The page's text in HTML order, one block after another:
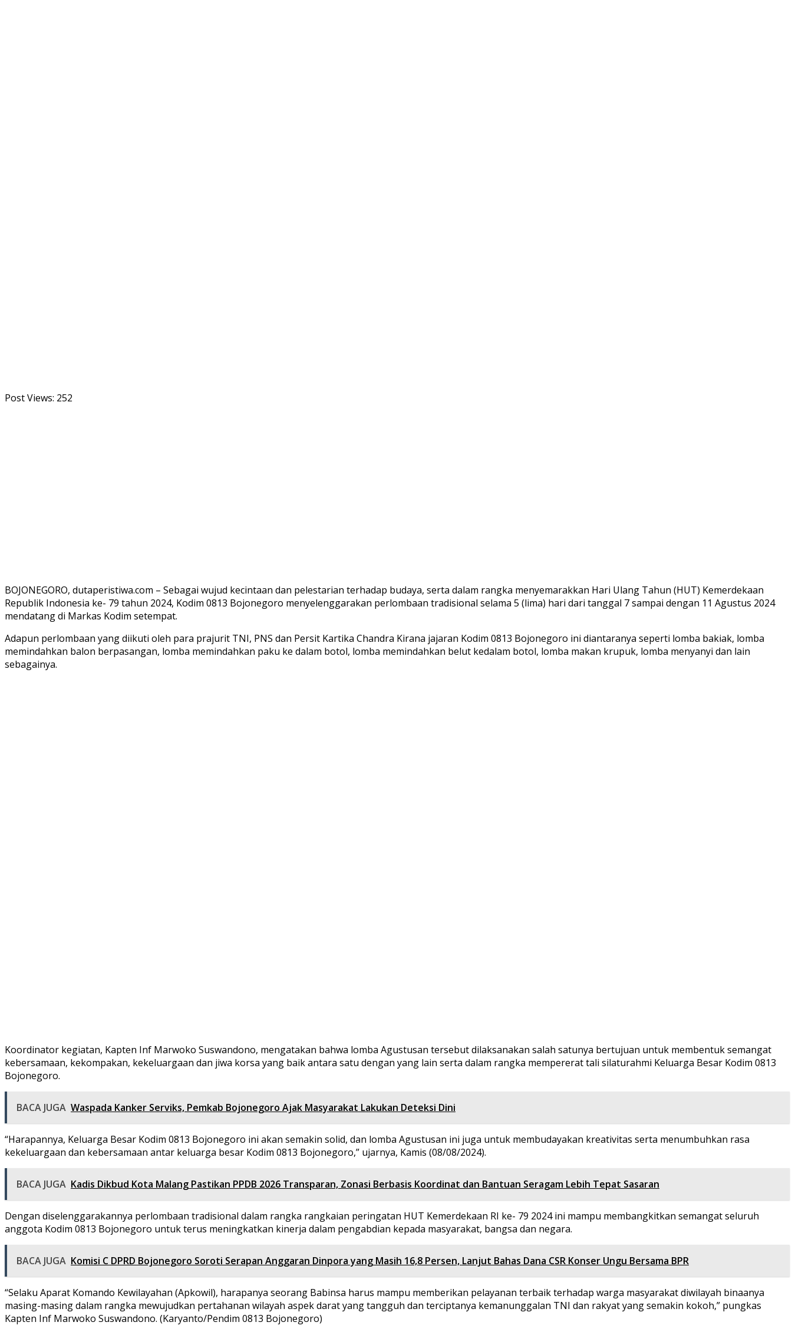
Post Views: 252
BOJONEGORO, dutaperistiwa.com – Sebagai wujud kecintaan dan pelestarian terhadap budaya, serta dalam rangka menyemarakkan Hari Ulang Tahun (HUT) Kemerdekaan
Republik Indonesia ke- 79 tahun 2024, Kodim 0813 Bojonegoro menyelenggarakan perlombaan tradisional selama 5 (lima) hari dari tanggal 7 sampai dengan 11 Agustus 2024
mendatang di Markas Kodim setempat.
Adapun perlombaan yang diikuti oleh para prajurit TNI, PNS dan Persit Kartika Chandra Kirana jajaran Kodim 0813 Bojonegoro ini diantaranya seperti lomba bakiak, lomba
memindahkan balon berpasangan, lomba memindahkan paku ke dalam botol, lomba memindahkan belut kedalam botol, lomba makan krupuk, lomba menyanyi dan lain
sebagainya.
Koordinator kegiatan, Kapten Inf Marwoko Suswandono, mengatakan bahwa lomba Agustusan tersebut dilaksanakan salah satunya bertujuan untuk membentuk semangat
kebersamaan, kekompakan, kekeluargaan dan jiwa korsa yang baik antara satu dengan yang lain serta dalam rangka mempererat tali silaturahmi Keluarga Besar Kodim 0813
Bojonegoro.
BACA JUGA Waspada Kanker Serviks, Pemkab Bojonegoro Ajak Masyarakat Lakukan Deteksi Dini
“Harapannya, Keluarga Besar Kodim 0813 Bojonegoro ini akan semakin solid, dan lomba Agustusan ini juga untuk membudayakan kreativitas serta menumbuhkan rasa
kekeluargaan dan kebersamaan antar keluarga besar Kodim 0813 Bojonegoro,” ujarnya, Kamis (08/08/2024).
BACA JUGA Kadis Dikbud Kota Malang Pastikan PPDB 2026 Transparan, Zonasi Berbasis Koordinat dan Bantuan Seragam Lebih Tepat Sasaran
Dengan diselenggarakannya perlombaan tradisional dalam rangka rangkaian peringatan HUT Kemerdekaan RI ke- 79 2024 ini mampu membangkitkan semangat seluruh
anggota Kodim 0813 Bojonegoro untuk terus meningkatkan kinerja dalam pengabdian kepada masyarakat, bangsa dan negara.
BACA JUGA Komisi C DPRD Bojonegoro Soroti Serapan Anggaran Dinpora yang Masih 16,8 Persen, Lanjut Bahas Dana CSR Konser Ungu Bersama BPR
“Selaku Aparat Komando Kewilayahan (Apkowil), harapanya seorang Babinsa harus mampu memberikan pelayanan terbaik terhadap warga masyarakat diwilayah binaanya
masing-masing dalam rangka mewujudkan pertahanan wilayah aspek darat yang tangguh dan terciptanya kemanunggalan TNI dan rakyat yang semakin kokoh,” pungkas
Kapten Inf Marwoko Suswandono. (Karyanto/Pendim 0813 Bojonegoro)